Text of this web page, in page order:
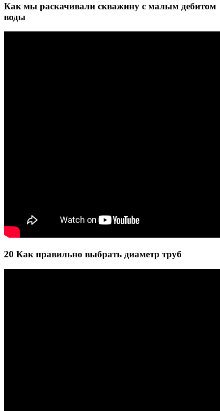
Как мы раскачивали скважину с малым дебитом
воды
20 Как правильно выбрать диаметр труб